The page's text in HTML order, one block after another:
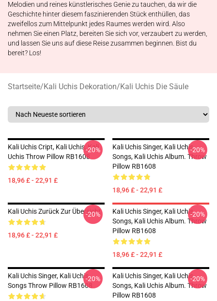
Melodien und reines künstlerisches Genie zu tauchen, da wir die
Geschichte hinter diesem faszinierenden Stück enthüllen, das
zweifellos zum Mittelpunkt jedes Raumes werden wird. Also
nehmen Sie einen Platz, bereiten Sie sich vor, verzaubert zu werden,
und lassen Sie uns auf diese Reise zusammen beginnen. Bist du
bereit? Los!
Startseite/Kali Uchis Dekoration/Kali Uchis Die Säule
Kali Uchis Cript, Kali Uchis, Kali
Uchis Throw Pillow RB1608
18,96 £ - 22,91 £
-20%
Kali Uchis Singer, Kali Uchis
Songs, Kali Uchis Album. Throw
Pillow RB1608
18,96 £ - 22,91 £
-20%
Kali Uchis Zurück Zur Übersicht
18,96 £ - 22,91 £
-20%
Kali Uchis Singer, Kali Uchis
Songs, Kali Uchis Album. Throw
Pillow RB1608
18,96 £ - 22,91 £
-20%
Kali Uchis Singer, Kali Uchis
Songs Throw Pillow RB1608
-20%
Kali Uchis Singer, Kali Uchis
Songs, Kali Uchis Album. Throw
Pillow RB1608
-20%